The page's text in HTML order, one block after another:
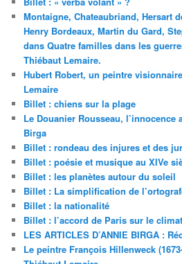
Montaigne, Chateaubriand, Hersart
Henry Bordeaux, Martin du Gard,
dans Quatre familles dans les
Thiébaut Lemaire.
Hubert Robert, un peintre
Lemaire
Billet : chiens sur la plage
Le Douanier Rousseau, l’innocence
Birga
Billet : rondeau des injures et des
Billet : poésie et musique au XIVe
Billet : les planètes autour du soleil
Billet : La simplification de
Billet : la nationalité
Billet : l’accord de Paris sur le climat
LES ARTICLES D’ANNIE BIRGA :
Le peintre François Hillenweck